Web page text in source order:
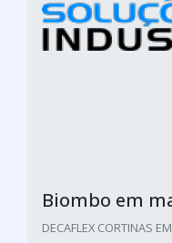
Biombo em
DECAFLEX CORTINAS